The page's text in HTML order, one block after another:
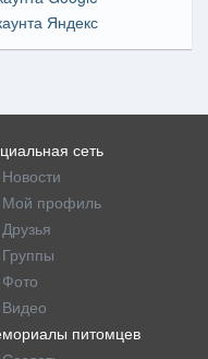
сеть
Новости
Мой профиль
Друзья
Группы
Фото
Видео
питомцев